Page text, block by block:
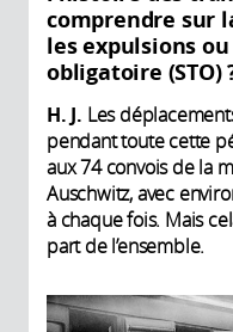
comprendre sur
les expulsions
obligatoire (STO)
H. J. Les
pendant toute cette
aux 74 convois de la
Auschwitz, avec
à chaque fois. Mais
part de l’ensemble.